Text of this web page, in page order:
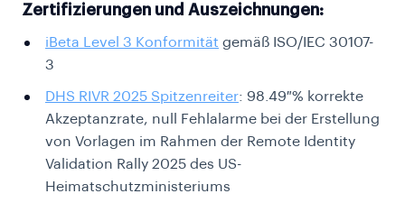
Zertifizierungen und Auszeichnungen:
iBeta Level 3 Konformität gemäß ISO/IEC 30107-
3
DHS RIVR 2025 Spitzenreiter: 98.49 % korrekte
Akzeptanzrate, null Fehlalarme bei der Erstellung
von Vorlagen im Rahmen der Remote Identity
Validation Rally 2025 des US-
Heimatschutzministeriums